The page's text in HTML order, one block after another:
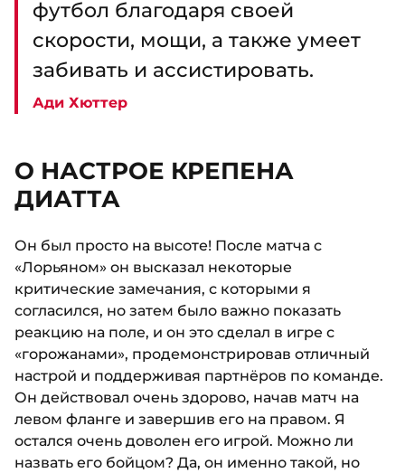
футбол благодаря своей
скорости, мощи, а также умеет
забивать и ассистировать.
Ади Хюттер
О НАСТРОЕ КРЕПЕНА
ДИАТТА
Он был просто на высоте! После матча с
«Лорьяном» он высказал некоторые
критические замечания, с которыми я
согласился, но затем было важно показать
реакцию на поле, и он это сделал в игре с
«горожанами», продемонстрировав отличный
настрой и поддерживая партнёров по команде.
Он действовал очень здорово, начав матч на
левом фланге и завершив его на правом. Я
остался очень доволен его игрой. Можно ли
назвать его бойцом? Да, он именно такой, но